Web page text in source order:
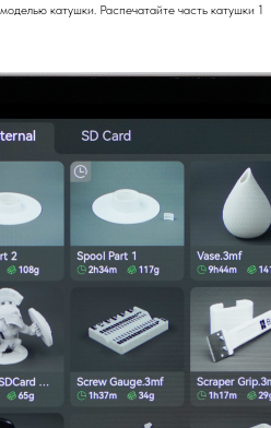
катушки. Распечатайте часть катушки 1